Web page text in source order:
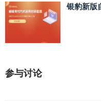
银豹新版
参与讨论